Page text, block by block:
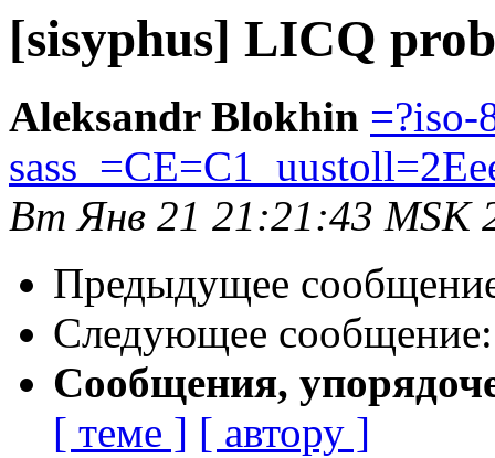
[sisyphus] LICQ
Aleksandr Blokhin =?iso-
Вт Янв 21 21:21:43 MSK
Предыдущее
Следующее
Сообщения,
[ теме ] [ автору ]